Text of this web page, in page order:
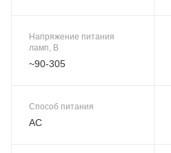
Напряжение питания
ламп, В
~90-305
Способ питания
AC